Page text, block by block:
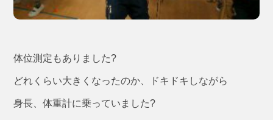
体位測定もありました?
どれくらい大きくなったのか、ドキドキしながら
身長、体重計に乗っていました?